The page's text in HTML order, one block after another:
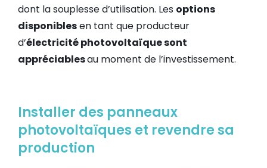
dont la souplesse d’utilisation. Les options
disponiblesen tant que producteur
d’électricité photovoltaïque sont
appréciablesau moment de l’investissement.
Installer des panneaux
photovoltaïques et revendre sa
production